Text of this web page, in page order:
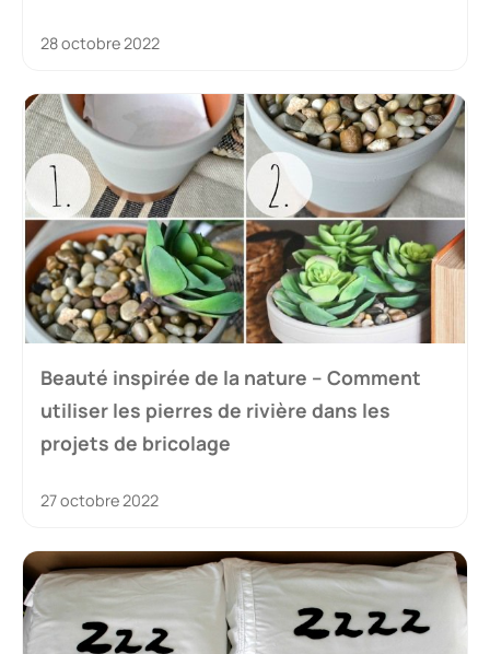
28 octobre 2022
Beauté inspirée de la nature – Comment
utiliser les pierres de rivière dans les
projets de bricolage
27 octobre 2022